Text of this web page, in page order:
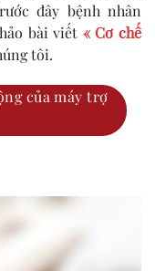
đây bệnh nhân
bài viết « Cơ chế
tôi.
của máy trợ